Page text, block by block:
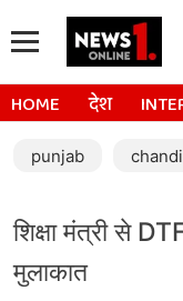
HOME देश
punjab
शिक्षा मंत्री से
मुलाकात